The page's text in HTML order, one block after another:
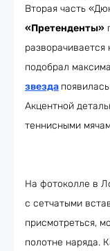
Вторая часть
«Претенденты»
разворачивается
подобрал
звезда
Акцентной
теннисными
На фотоколле в
с сетчатыми
присмотреться,
полотне наряда.